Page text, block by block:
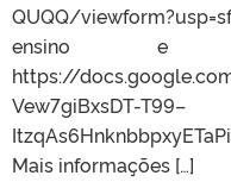
QUQQ/
ensino e
https://
Vew7giBxsDT-T99–
Mais informações […]